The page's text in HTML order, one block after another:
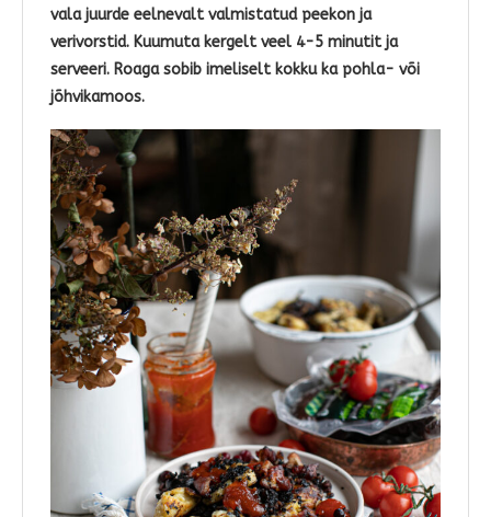
vala juurde eelnevalt valmistatud peekon ja
verivorstid. Kuumuta kergelt veel 4-5 minutit ja
serveeri. Roaga sobib imeliselt kokku ka pohla- või
jõhvikamoos.